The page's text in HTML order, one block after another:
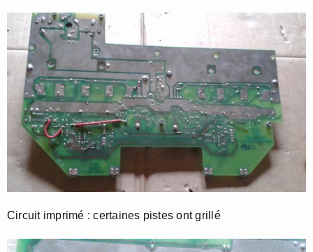
Circuit imprimé : certaines pistes ont grillé